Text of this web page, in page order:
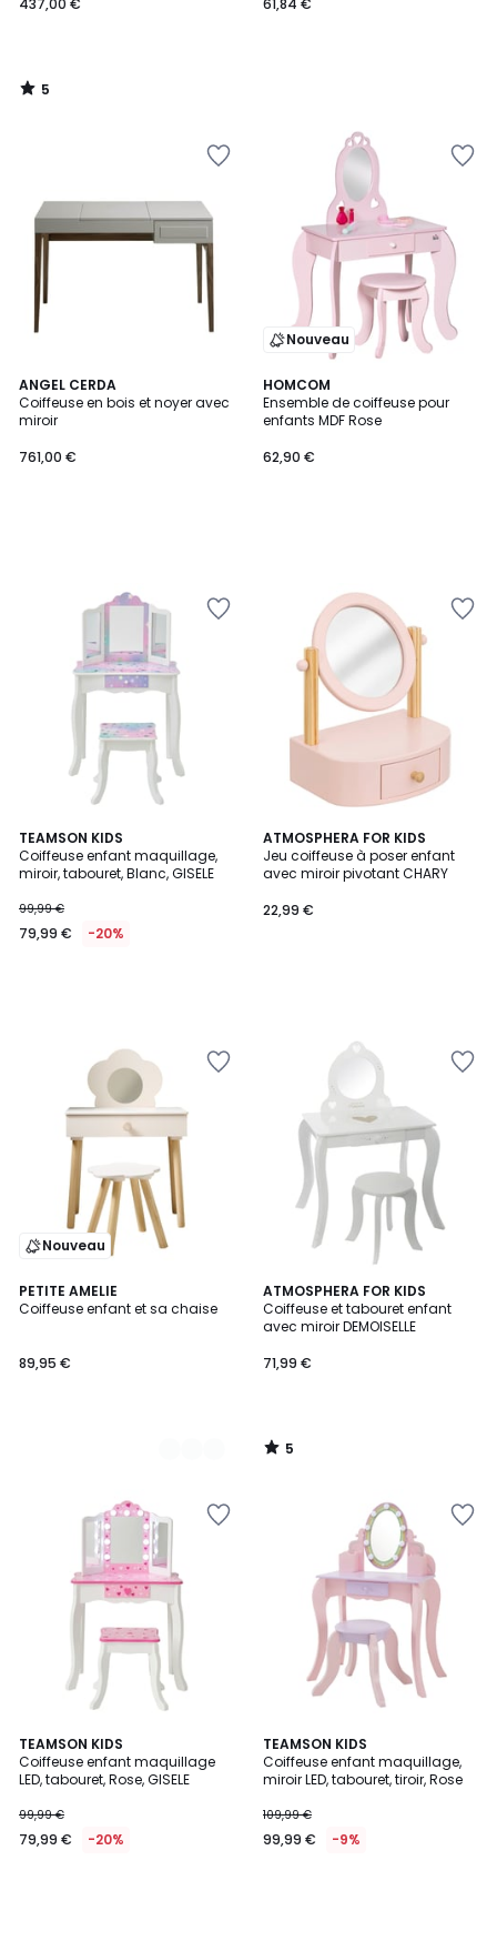
437,00 €
5
/
61,84 €
ANGEL CERDA
Coiffeuse en bois et noyer avec
miroir
761,00 €
Nouveau
HOMCOM
Ensemble de coiffeuse pour
enfants MDF Rose
62,90 €
TEAMSON KIDS
Coiffeuse enfant maquillage,
miroir, tabouret, Blanc, GISELE
99,99 €
79,99 € -20%
ATMOSPHERA FOR KIDS
Jeu coiffeuse à poser enfant
avec miroir pivotant CHARY
22,99 €
Nouveau
PETITE AMELIE
Coiffeuse enfant et sa chaise
89,95 €
2
Couleurs
ATMOSPHERA FOR KIDS
Coiffeuse et tabouret enfant
avec miroir DEMOISELLE
71,99 €
5
/
5
5
/
TEAMSON KIDS
Coiffeuse enfant maquillage
LED, tabouret, Rose, GISELE
99,99 €
79,99 € -20%
TEAMSON KIDS
Coiffeuse enfant maquillage,
miroir LED, tabouret, tiroir, Rose
109,99 €
99,99 € -9%